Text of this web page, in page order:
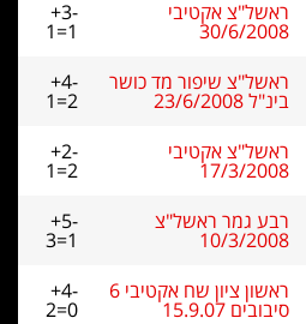
ראשל"צ אקטיבי
30/6/2008
+3-
1=1
ראשל"צ שיפור מד כושר
בינ"ל 23/6/2008
+4-
1=2
ראשל"צ אקטיבי
17/3/2008
+2-
1=2
רבע גמר ראשל"צ
10/3/2008
+5-
3=1
ראשון ציון שח אקטיבי 6
סיבובים 15.9.07
+4-
2=0